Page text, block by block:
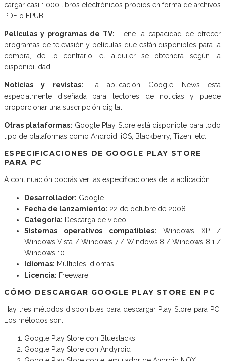
cargar casi 1,000 libros electrónicos propios en forma de archivos
PDF o EPUB.
Películas y programas de TV: Tiene la capacidad de ofrecer
programas de televisión y películas que están disponibles para la
compra, de lo contrario, el alquiler se obtendrá según la
disponibilidad.
Noticias y revistas: La aplicación Google News está
especialmente diseñada para lectores de noticias y puede
proporcionar una suscripción digital.
Otras plataformas: Google Play Store está disponible para todo
tipo de plataformas como Android, iOS, Blackberry, Tizen, etc.,
ESPECIFICACIONES DE GOOGLE PLAY STORE
PARA PC
A continuación podrás ver las especificaciones de la aplicación:
Desarrollador: Google
Fecha de lanzamiento: 22 de octubre de 2008
Categoría: Descarga de video
Sistemas operativos compatibles: Windows XP /
Windows Vista / Windows 7 / Windows 8 / Windows 8.1 /
Windows 10
Idiomas: Múltiples idiomas
Licencia: Freeware
CÓMO DESCARGAR GOOGLE PLAY STORE EN PC
Hay tres métodos disponibles para descargar Play Store para PC.
Los métodos son:
Google Play Store con Bluestacks
Google Play Store con Andyroid